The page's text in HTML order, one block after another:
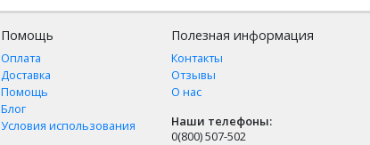
Помощь
Оплата
Доставка
Помощь
Блог
Условия использования
Полезная информация
Контакты
Отзывы
О нас
Наши телефоны:
0(800) 507-502